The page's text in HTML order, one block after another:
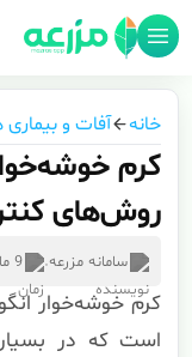
خانه آفات و بیماری‌
کرم
روش‌های
سامانه مزرعه. 9 ماه پیش
کرم خوشه‌خوار
است که در